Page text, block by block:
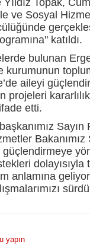
Topak,
ve Sosyal
katıldı.
bulunan
kurumunun
aileyi
projeleri
etti.
Bakanımız
güçlendirmeye
anlamına
yapın